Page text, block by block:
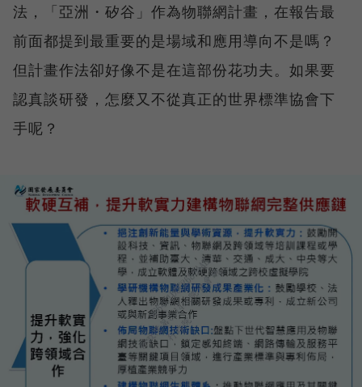
法，「亞洲・矽谷」作為物聯網計畫，在報告最
前面都提到最重要的是場域和應用導向不是嗎？
但計畫作法卻好像不是在這部份花功夫。如果要
認真談研發，怎麼又不從真正的世界標準協會下
手呢？